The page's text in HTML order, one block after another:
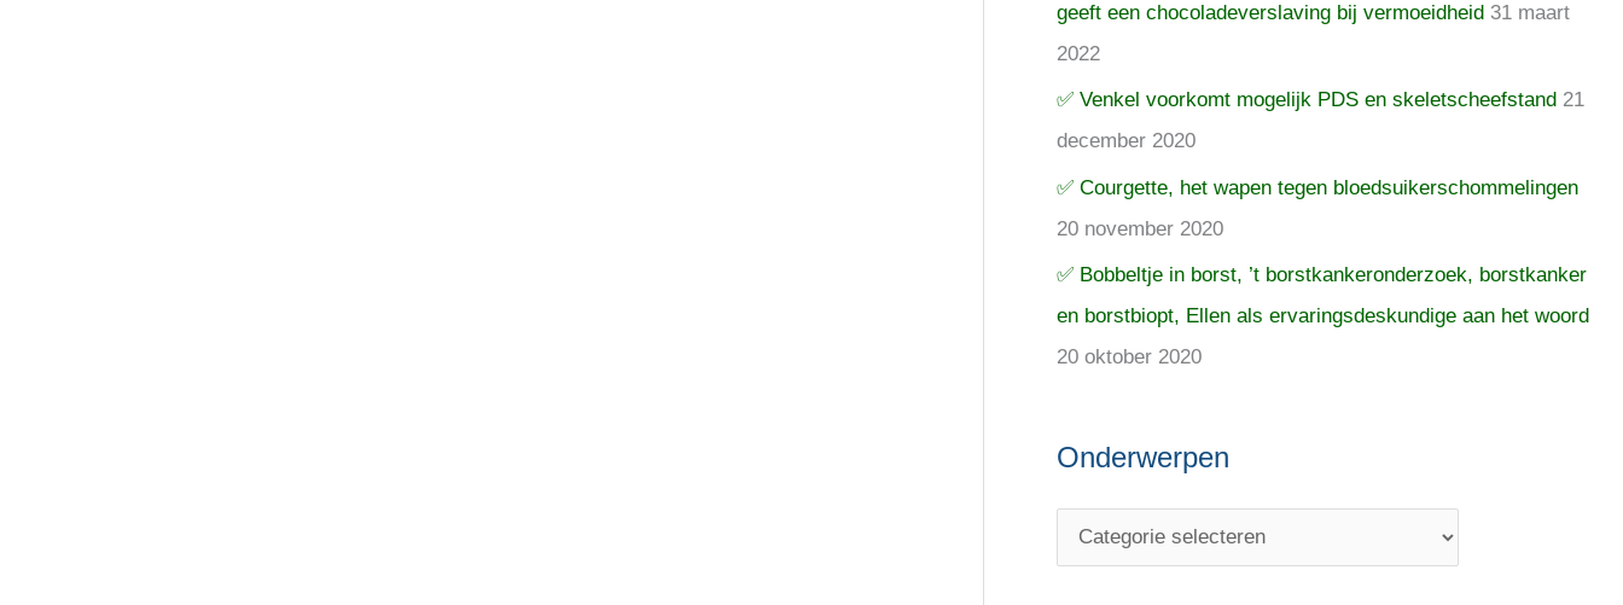
geeft een chocoladeverslaving bij vermoeidheid 31 maart
2022
✅ Venkel voorkomt mogelijk PDS en skeletscheefstand 21
december 2020
✅ Courgette, het wapen tegen bloedsuikerschommelingen
20 november 2020
✅ Bobbeltje in borst, ’t borstkankeronderzoek, borstkanker
en borstbiopt, Ellen als ervaringsdeskundige aan het woord
20 oktober 2020
Onderwerpen